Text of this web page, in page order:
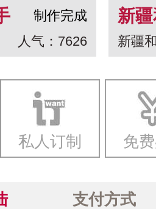
制作完成
人气：7626
新
白
一
新疆
私人订制 免
支付方式